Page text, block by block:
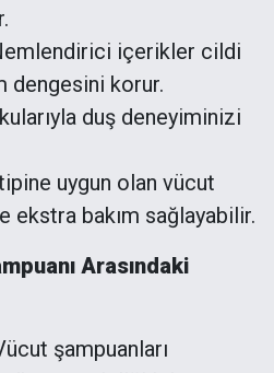
içerikler cildi
dengesini korur.
duş deneyiminizi
uygun olan vücut
ekstra bakım sağlayabilir.
Arasındaki
şampuanları